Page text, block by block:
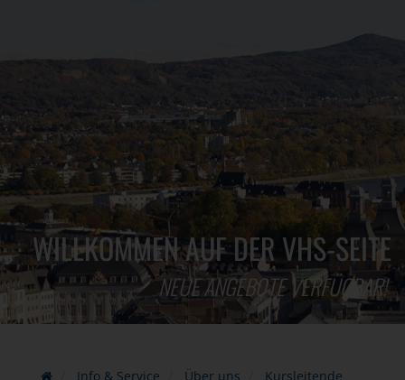
WILLKOMMEN AUF DER VHS-SEITE
NEUE ANGEBOTE VERFÜGBAR!
Info & Service Über uns
Kursleitende